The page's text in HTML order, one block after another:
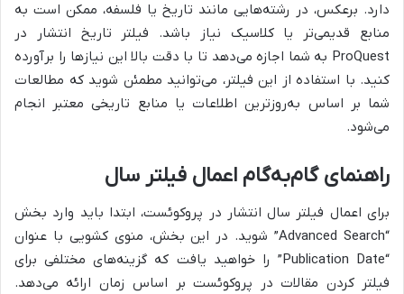
دارد. برعکس، در رشته‌هایی مانند تاریخ یا فلسفه، ممکن است به
منابع قدیمی‌تر یا کلاسیک نیاز باشد. فیلتر تاریخ انتشار در
ProQuest به شما اجازه می‌دهد تا با دقت بالا این نیازها را برآورده
کنید. با استفاده از این فیلتر، می‌توانید مطمئن شوید که مطالعات
شما بر اساس به‌روزترین اطلاعات یا منابع تاریخی معتبر انجام
می‌شود.
راهنمای گام‌به‌گام اعمال فیلتر سال
برای اعمال فیلتر سال انتشار در پروکوئست، ابتدا باید وارد بخش
“Advanced Search” شوید. در این بخش، منوی کشویی با عنوان
“Publication Date” را خواهید یافت که گزینه‌های مختلفی برای
فیلتر کردن مقالات در پروکوئست بر اساس زمان ارائه می‌دهد.